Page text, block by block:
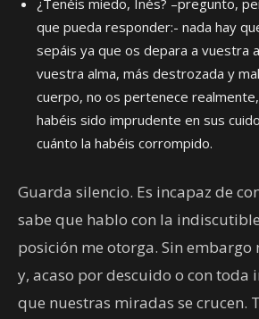
¿Tenéis miedo, Inés? –pregunto,
que pueda responder:- nada hay
sepáis ya que os depara a vuestra
vuestra alma, más destrozada y
cuerpo, no os pertenece
habéis sido imprudente en sus
cuánto la habéis corrompido.
Guarda silencio. Es incapaz de
sabe que hablo con la
posición me otorga. Sin
y, acaso por descuido o con toda
que nuestras miradas se crucen.